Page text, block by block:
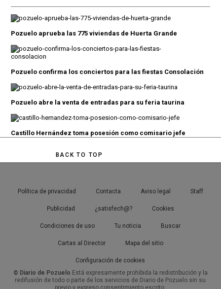
Pozuelo aprueba las 775 viviendas de Huerta Grande
Pozuelo confirma los conciertos para las fiestas Consolación
Pozuelo abre la venta de entradas para su feria taurina
Castillo Hernández toma posesión como comisario jefe
BACK TO TOP
Política de privacidad Contacta Aviso legal Staff
Publicidad ¿satisfech@? Cookies
Condiciones de uso Tu noticia Buscar
Cartas al Director Mapa del sitio
Configuración de cookies
© Diario de Pozuelo Está expresamente prohibida la redistribución y la
redifusión de todo o parte de los servicios de Diario de Pozuelo sin su
previo y expreso consentimiento escrito.